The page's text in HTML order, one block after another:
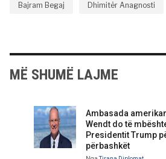
Bajram Begaj Dhimitër Anagnosti
MË SHUMË LAJME
Ambasada
Wendt do të
Presidentit Trump
përbashkët